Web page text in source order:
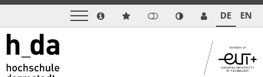
DE EN